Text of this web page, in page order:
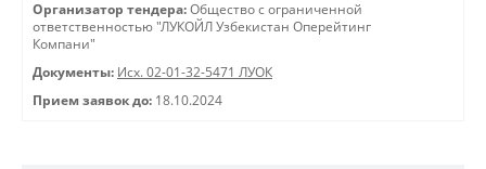
Организатор тендера: Общество с ограниченной
ответственностью "ЛУКОЙЛ Узбекистан Оперейтинг
Компани"
Документы: Исх. 02-01-32-5471 ЛУОК
Прием заявок до: 18.10.2024